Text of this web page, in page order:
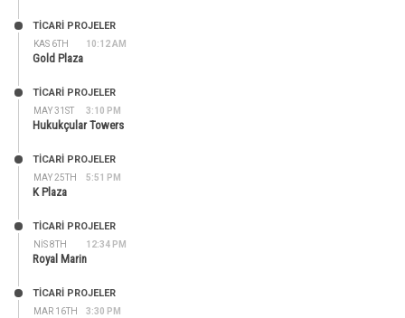
KAS 6TH 10:12 AM
TİCARİ PROJELER
Gold Plaza
MAY 31ST 3:10 PM
TİCARİ PROJELER
Hukukçular Towers
MAY 25TH 5:51 PM
TİCARİ PROJELER
K Plaza
NIS 8TH 12:34 PM
TİCARİ PROJELER
Royal Marin
MAR 16TH 3:30 PM
TİCARİ PROJELER